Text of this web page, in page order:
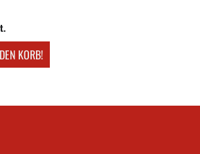
KORB!